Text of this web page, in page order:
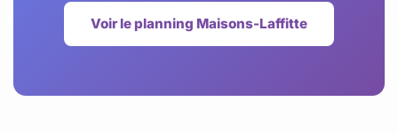
Voir le planning Maisons-Laffitte